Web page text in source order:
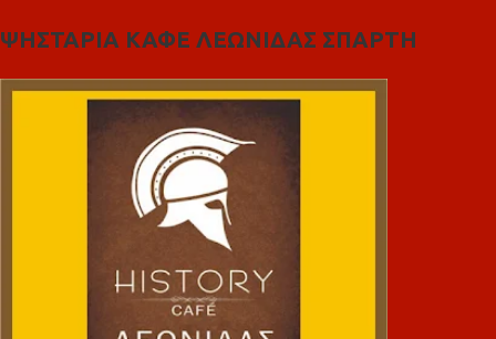
ΨΗΣΤΑΡΙΑ ΚΑΦΕ ΛΕΩΝΙΔΑΣ ΣΠΑΡΤΗ